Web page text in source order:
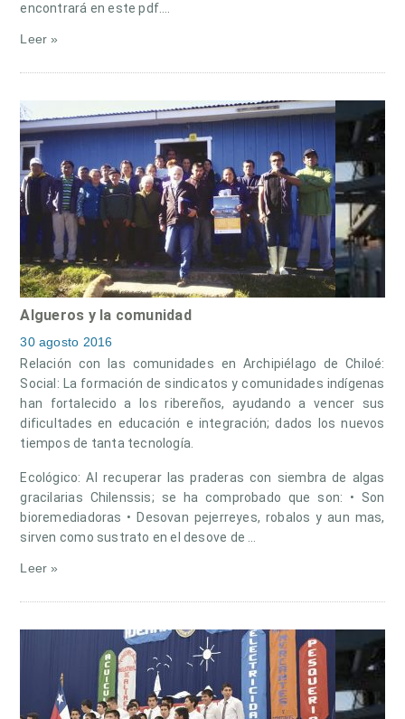
encontrará en este pdf.…
Leer »
Algueros y la comunidad
30 agosto 2016
Relación con las comunidades en Archipiélago de Chiloé:
Social: La formación de sindicatos y comunidades indígenas
han fortalecido a los ribereños, ayudando a vencer sus
dificultades en educación e integración; dados los nuevos
tiempos de tanta tecnología.
Ecológico: Al recuperar las praderas con siembra de algas
gracilarias Chilenssis; se ha comprobado que son: • Son
bioremediadoras • Desovan pejerreyes, robalos y aun mas,
sirven como sustrato en el desove de …
Leer »